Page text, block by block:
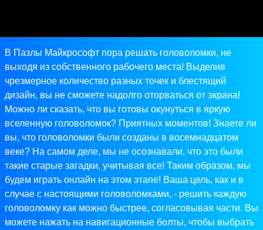
В Пазлы Майкрософт пора решать головоломки, не
выходя из собственного рабочего места! Выделив
чрезмерное количество разных точек и блестящий
дизайн, вы не сможете надолго оторваться от экрана!
Можно ли сказать, что вы готовы окунуться в яркую
вселенную головоломок? Приятных моментов! Знаете ли
вы, что головоломки были созданы в восемнадцатом
веке? На самом деле, мы не осознавали, что это были
такие старые загадки, учитывая все! Таким образом, мы
будем играть онлайн на этом этапе! Ваша цель, как и в
случае с настоящими головоломками, - решить каждую
головоломку как можно быстрее, согласовывая части. Вы
можете нажать на навигационные болты, чтобы выбрать